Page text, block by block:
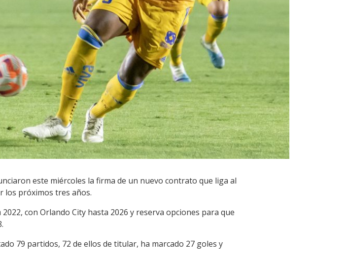
este miércoles la firma de un nuevo contrato que liga al
los próximos tres años.
con Orlando City hasta 2026 y reserva opciones para que
79 partidos, 72 de ellos de titular, ha marcado 27 goles y